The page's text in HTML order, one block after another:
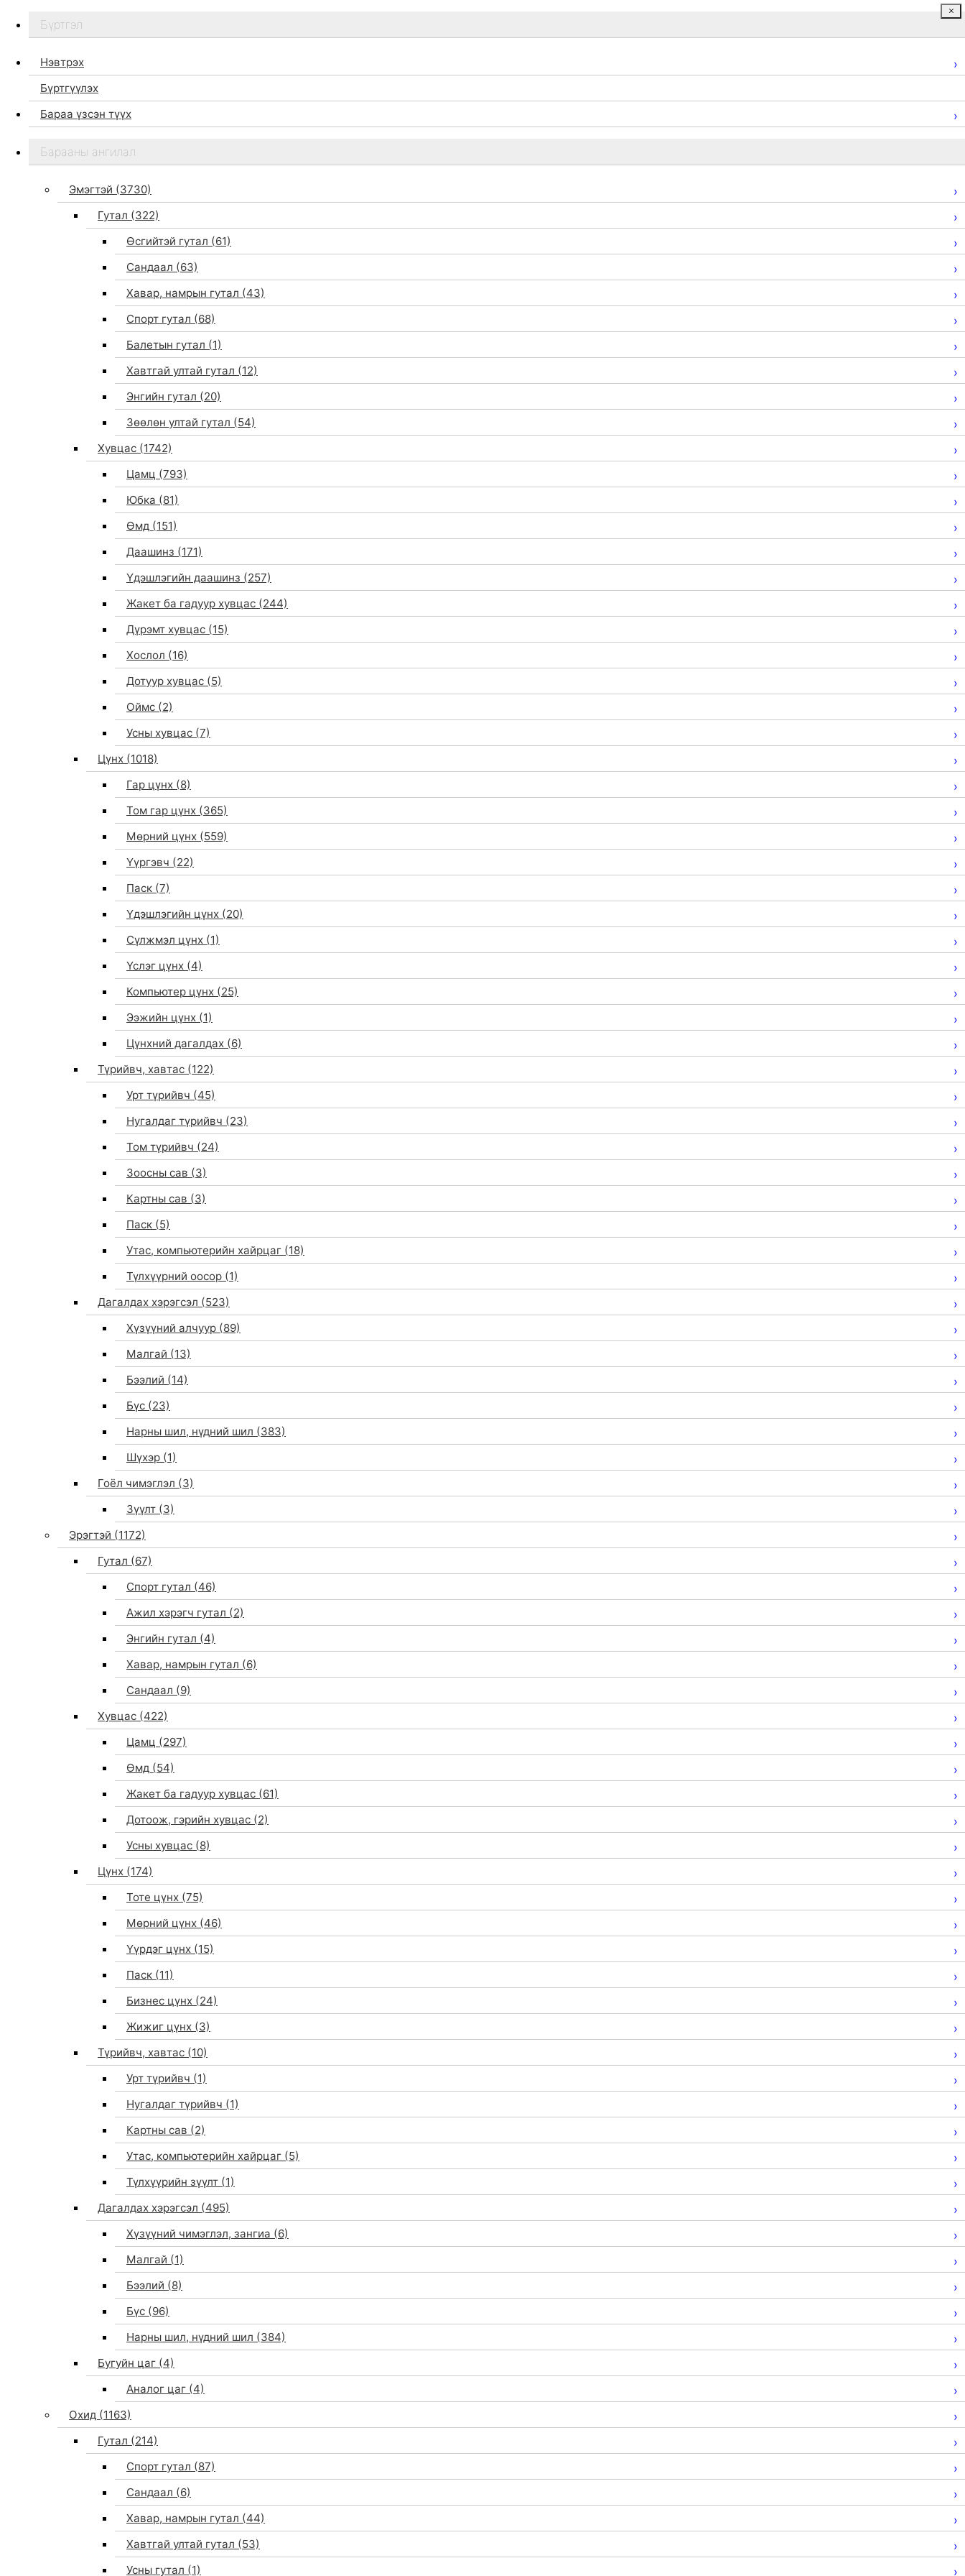
Бидний тухай
Дэлгүүр
Бүртгэл
Нэвтрэх
Бүртгүүлэх
Бараа үзсэн түүх
Барааны ангилал
Эмэгтэй (3730)
Гутал (322)
Өсгийтэй гутал (61)
Сандаал (63)
Хавар, намрын гутал (43)
Спорт гутал (68)
Балетын гутал (1)
Хавтгай ултай гутал (12)
Энгийн гутал (20)
Зөөлөн ултай гутал (54)
Хувцас (1742)
Цамц (793)
Юбка (81)
Өмд (151)
Даашинз (171)
Үдэшлэгийн даашинз (257)
Жакет ба гадуур хувцас (244)
Дүрэмт хувцас (15)
Хослол (16)
Дотуур хувцас (5)
Оймс (2)
Усны хувцас (7)
Цүнх (1018)
Гар цүнх (8)
Том гар цүнх (365)
Мөрний цүнх (559)
Үүргэвч (22)
Паск (7)
Үдэшлэгийн цүнх (20)
Сүлжмэл цүнх (1)
Үслэг цүнх (4)
Компьютер цүнх (25)
Ээжийн цүнх (1)
Цүнхний дагалдах (6)
Түрийвч, хавтас (122)
Урт түрийвч (45)
Нугалдаг түрийвч (23)
Том түрийвч (24)
Зоосны сав (3)
Картны сав (3)
Паск (5)
Утас, компьютерийн хайрцаг (18)
Түлхүүрний оосор (1)
Дагалдах хэрэгсэл (523)
Хүзүүний алчуур (89)
Малгай (13)
Бээлий (14)
Бүс (23)
Нарны шил, нүдний шил (383)
Шүхэр (1)
Гоёл чимэглэл (3)
Зүүлт (3)
Эрэгтэй (1172)
Гутал (67)
Спорт гутал (46)
Ажил хэрэгч гутал (2)
Энгийн гутал (4)
Хавар, намрын гутал (6)
Сандаал (9)
Хувцас (422)
Цамц (297)
Өмд (54)
Жакет ба гадуур хувцас (61)
Дотоож, гэрийн хувцас (2)
Усны хувцас (8)
Цүнх (174)
Тоте цүнх (75)
Мөрний цүнх (46)
Үүрдэг цүнх (15)
Паск (11)
Бизнес цүнх (24)
Жижиг цүнх (3)
Түрийвч, хавтас (10)
Урт түрийвч (1)
Нугалдаг түрийвч (1)
Картны сав (2)
Утас, компьютерийн хайрцаг (5)
Түлхүүрийн зүүлт (1)
Дагалдах хэрэгсэл (495)
Хүзүүний чимэглэл, зангиа (6)
Малгай (1)
Бээлий (8)
Бүс (96)
Нарны шил, нүдний шил (384)
Бугуйн цаг (4)
Аналог цаг (4)
Охид (1163)
Гутал (214)
Спорт гутал (87)
Сандаал (6)
Хавар, намрын гутал (44)
Хавтгай ултай гутал (53)
Усны гутал (1)